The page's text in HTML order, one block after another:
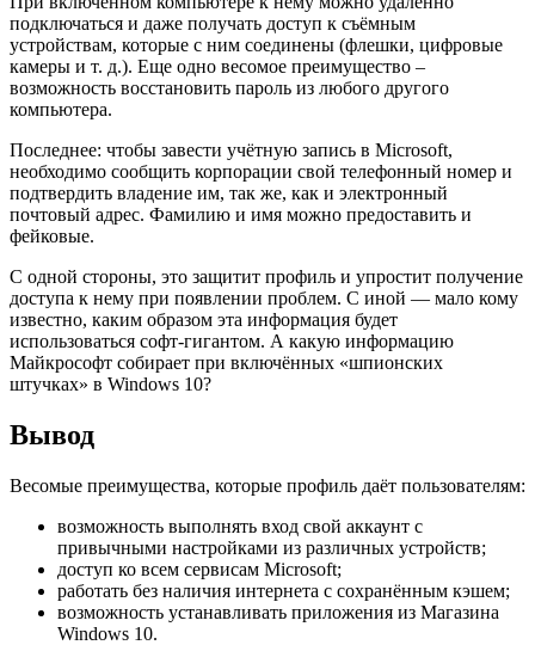
подключаться и даже получать доступ к съёмным
устройствам, которые с ним соединены (флешки, цифровые
камеры и т. д.). Еще одно весомое преимущество –
возможность восстановить пароль из любого другого
компьютера.
Последнее: чтобы завести учётную запись в Microsoft,
необходимо сообщить корпорации свой телефонный номер и
подтвердить владение им, так же, как и электронный
почтовый адрес. Фамилию и имя можно предоставить и
фейковые.
С одной стороны, это защитит профиль и упростит получение
доступа к нему при появлении проблем. С иной — мало кому
известно, каким образом эта информация будет
использоваться софт-гигантом. А какую информацию
Майкрософт собирает при включённых «шпионских
штучках» в Windows 10?
Вывод
Весомые преимущества, которые профиль даёт пользователям:
возможность выполнять вход свой аккаунт с
привычными настройками из различных устройств;
доступ ко всем сервисам Microsoft;
работать без наличия интернета с сохранённым кэшем;
возможность устанавливать приложения из Магазина
Windows 10.